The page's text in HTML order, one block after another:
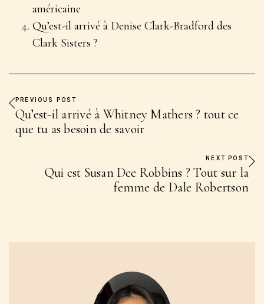
américaine
Qu’est-il arrivé à Denise Clark-Bradford des
Clark Sisters ?
PREVIOUS POST
Qu’est-il arrivé à Whitney Mathers ? tout ce
que tu as besoin de savoir
NEXT POST
Qui est Susan Dee Robbins ? Tout sur la
femme de Dale Robertson